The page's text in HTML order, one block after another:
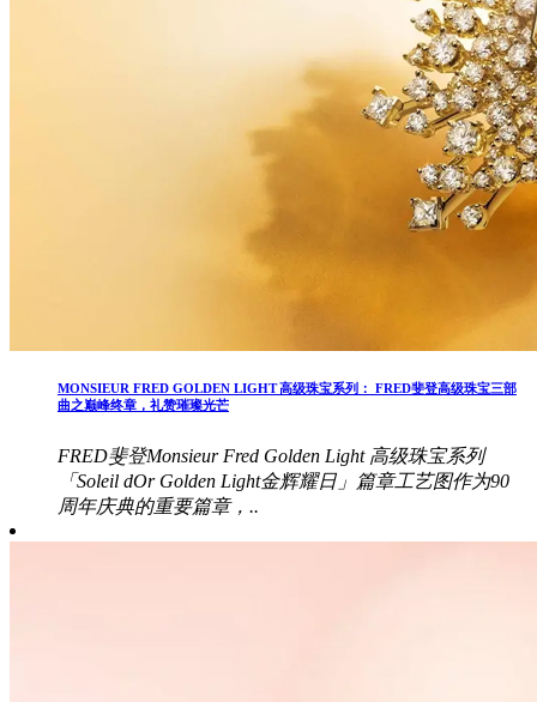
MONSIEUR FRED GOLDEN LIGHT 高级珠宝系列： FRED斐登高级珠宝三部
曲之巅峰终章，礼赞璀璨光芒
FRED斐登Monsieur Fred Golden Light 高级珠宝系列
「Soleil dOr Golden Light金辉耀日」篇章工艺图作为90
周年庆典的重要篇章，..